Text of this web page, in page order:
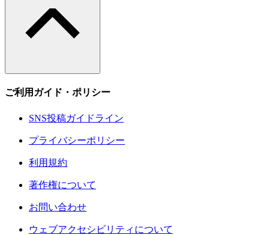
ご利用ガイド・ポリシー
SNS投稿ガイドライン
プライバシーポリシー
利用規約
著作権について
お問い合わせ
ウェブアクセシビリティについて